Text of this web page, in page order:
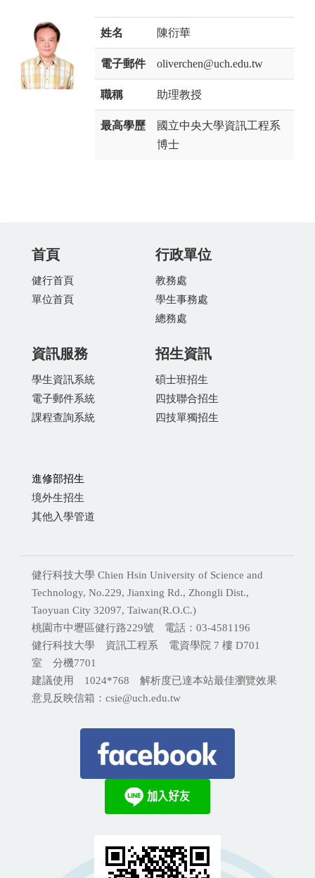
姓名 陳衍華
電子郵件 oliverchen@uch.edu.tw
職稱 助理教授
最高學歷
國立中央大學資訊工程系
博士
首頁
健行首頁
單位首頁
行政單位
教務處
學生事務處
總務處
資訊服務
學生資訊系統
電子郵件系統
課程查詢系統
招生資訊
碩士班招生
四技聯合招生
四技單獨招生
進修部招生
境外生招生
其他入學管道
健行科技大學 Chien Hsin University of Science and
Technology, No.229, Jianxing Rd., Zhongli Dist.,
Taoyuan City 32097, Taiwan(R.O.C.)
桃園市中壢區健行路229號 電話：03-4581196
健行科技大學 資訊工程系 電資學院 7 樓 D701
室 分機7701
建議使用 1024*768 解析度已達本站最佳瀏覽效果
意見反映信箱：csie@uch.edu.tw